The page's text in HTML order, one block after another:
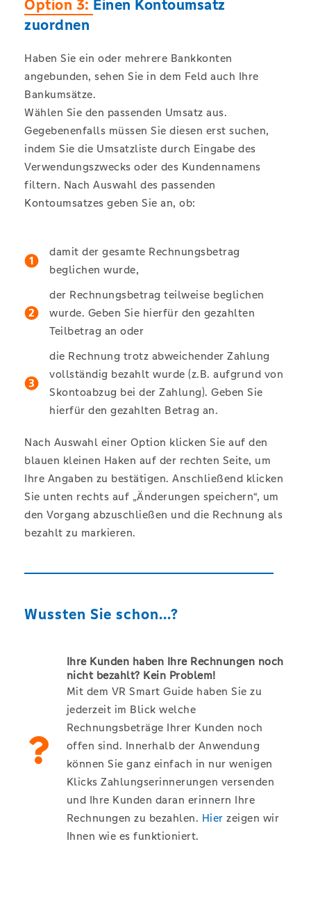
Option 3: Einen Kontoumsatz
zuordnen
Haben Sie ein oder mehrere Bankkonten
angebunden, sehen Sie in dem Feld auch Ihre
Bankumsätze.
Wählen Sie den passenden Umsatz aus.
Gegebenenfalls müssen Sie diesen erst suchen,
indem Sie die Umsatzliste durch Eingabe des
Verwendungszwecks oder des Kundennamens
filtern. Nach Auswahl des passenden
Kontoumsatzes geben Sie an, ob:
damit der gesamte Rechnungsbetrag
beglichen wurde,
der Rechnungsbetrag teilweise beglichen
wurde. Geben Sie hierfür den gezahlten
Teilbetrag an oder
die Rechnung trotz abweichender Zahlung
vollständig bezahlt wurde (z.B. aufgrund von
Skontoabzug bei der Zahlung). Geben Sie
hierfür den gezahlten Betrag an.
Nach Auswahl einer Option klicken Sie auf den
blauen kleinen Haken auf der rechten Seite, um
Ihre Angaben zu bestätigen. Anschließend klicken
Sie unten rechts auf „Änderungen speichern“, um
den Vorgang abzuschließen und die Rechnung als
bezahlt zu markieren.
Wussten Sie schon...?
Ihre Kunden haben Ihre Rechnungen noch
nicht bezahlt? Kein Problem!
Mit dem VR Smart Guide haben Sie zu
jederzeit im Blick welche
Rechnungsbeträge Ihrer Kunden noch
offen sind. Innerhalb der Anwendung
können Sie ganz einfach in nur wenigen
Klicks Zahlungserinnerungen versenden
und Ihre Kunden daran erinnern Ihre
Rechnungen zu bezahlen. Hier zeigen wir
Ihnen wie es funktioniert.